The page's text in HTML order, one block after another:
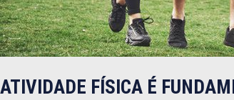
ATIVIDADE FÍSICA É